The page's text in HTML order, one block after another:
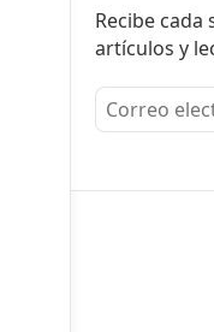
Recibe
artículos y